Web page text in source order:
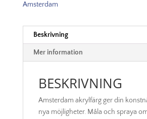
Amsterdam
Beskrivning
Mer information
BESKRIVNING
Amsterdam akrylfärg ger din
nya möjligheter. Måla och spraya